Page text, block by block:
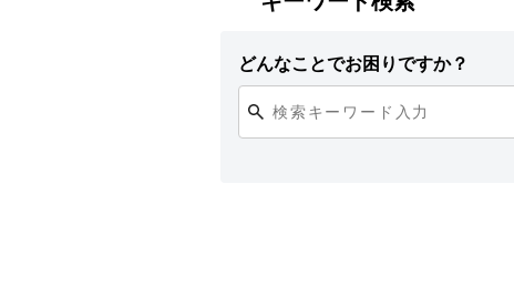
どんなことでお困りですか？